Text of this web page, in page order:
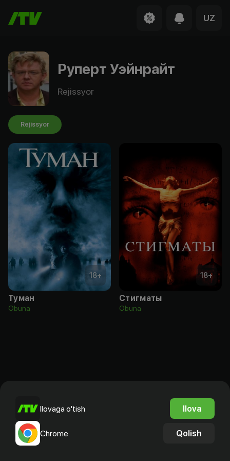
UZ
Руперт Уэйнрайт
Rejissyor
Rejissyor
18+
Туман
Obuna
18+
Стигматы
Obuna
Ilovaga o'tish Ilova
Chrome Qolish